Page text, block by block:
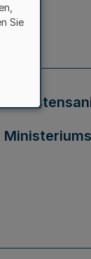
Sie